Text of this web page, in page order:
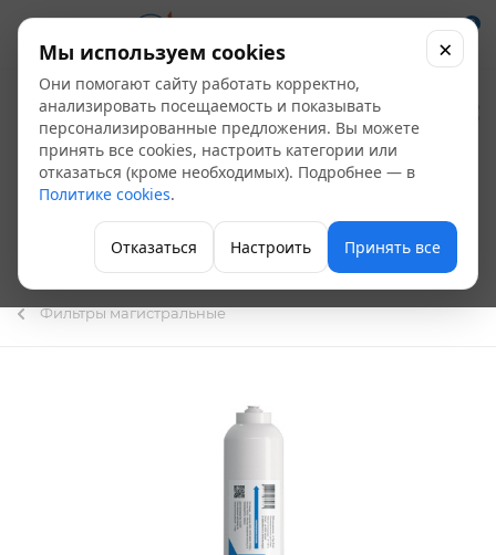
0
Минерализатор
АКВАБРАЙТ WD-
2586CY-Q для АБФ -
ОСМО (арт.
МИНЕРАЛ-ЛАЙН)
Фильтры магистральные
Мы используем cookies
Они помогают сайту работать корректно,
анализировать посещаемость и показывать
персонализированные предложения. Вы можете
принять все cookies, настроить категории или
отказаться (кроме необходимых). Подробнее — в
Политике cookies.
Отказаться Настроить Принять все
×